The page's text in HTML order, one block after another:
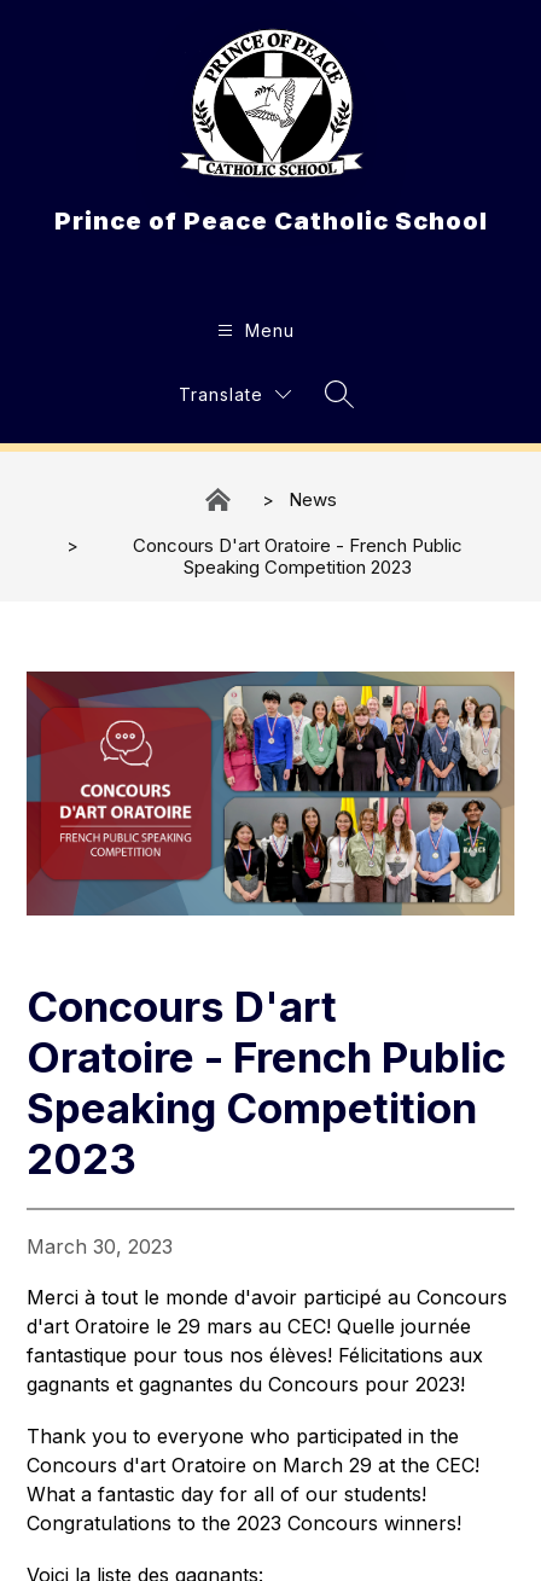
Prince of Peace Catholic School
Menu
Translate
Search Site
News
Concours D'art Oratoire - French Public
Speaking Competition 2023
Concours D'art
Oratoire - French Public
Speaking Competition
2023
March 30, 2023
Merci à tout le monde d'avoir participé au Concours
d'art Oratoire le 29 mars au CEC! Quelle journée
fantastique pour tous nos élèves! Félicitations aux
gagnants et gagnantes du Concours pour 2023!
Thank you to everyone who participated in the
Concours d'art Oratoire on March 29 at the CEC!
What a fantastic day for all of our students!
Congratulations to the 2023 Concours winners!
Voici la liste des gagnants: